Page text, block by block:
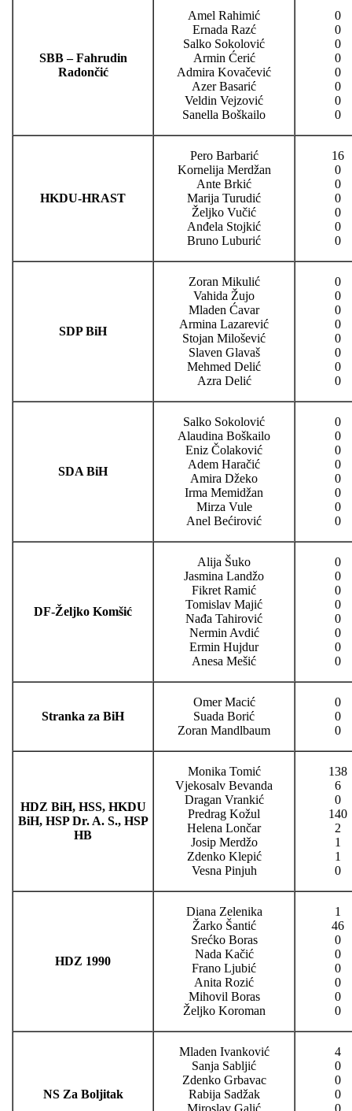
SBB – Fahrudin
Radončić
Amel Rahimić
Ernada Razć
Salko Sokolović
Armin Ćerić
Admira Kovačević
Azer Basarić
Veldin Vejzović
Sanella Boškailo
0
0
0
0
0
0
0
0
HKDU-HRAST
Pero Barbarić
Kornelija Merdžan
Ante Brkić
Marija Turudić
Željko Vučić
Anđela Stojkić
Bruno Luburić
16
0
0
0
0
0
0
SDP BiH
Zoran Mikulić
Vahida Žujo
Mladen Ćavar
Armina Lazarević
Stojan Milošević
Slaven Glavaš
Mehmed Delić
Azra Delić
0
0
0
0
0
0
0
0
SDA BiH
Salko Sokolović
Alaudina Boškailo
Eniz Čolaković
Adem Haračić
Amira Džeko
Irma Memidžan
Mirza Vule
Anel Bećirović
0
0
0
0
0
0
0
0
DF-Željko Komšić
Alija Šuko
Jasmina Landžo
Fikret Ramić
Tomislav Majić
Nađa Tahirović
Nermin Avdić
Ermin Hujdur
Anesa Mešić
0
0
0
0
0
0
0
0
Stranka za BiH
Omer Macić
Suada Borić
Zoran Mandlbaum
0
0
0
HDZ BiH, HSS, HKDU
BiH, HSP Dr. A. S., HSP
HB
Monika Tomić
Vjekosalv Bevanda
Dragan Vrankić
Predrag Kožul
Helena Lončar
Josip Merdžo
Zdenko Klepić
Vesna Pinjuh
138
6
0
140
2
1
1
0
HDZ 1990
Diana Zelenika
Žarko Šantić
Srećko Boras
Nada Kačić
Frano Ljubić
Anita Rozić
Mihovil Boras
Željko Koroman
1
46
0
0
0
0
0
0
NS Za Boljitak
Mladen Ivanković
Sanja Sabljić
Zdenko Grbavac
Rabija Sadžak
Miroslav Galić
4
0
0
0
0